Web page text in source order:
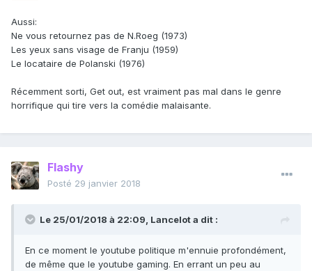
Aussi:
Ne vous retournez pas de N.Roeg (1973)
Les yeux sans visage de Franju (1959)
Le locataire de Polanski (1976)
Récemment sorti, Get out, est vraiment pas mal dans le genre
horrifique qui tire vers la comédie malaisante.
Flashy
Posté 29 janvier 2018
Le 25/01/2018 à 22:09, Lancelota dit :
En ce moment le youtube politique m'ennuie profondément,
de même que le youtube gaming. En errant un peu au